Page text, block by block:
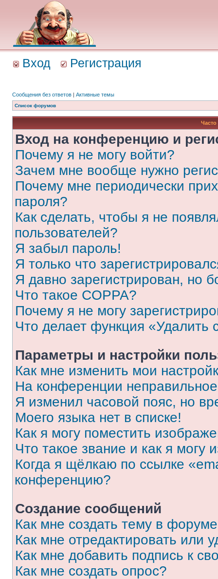
Вход Регистрация
Сообщения без ответов | Активные темы
Список форумов
Вход на конференцию и
Почему я не могу войти?
Зачем мне вообще нужно
Почему мне периодически
пароля?
Как сделать, чтобы я не
пользователей?
Я забыл пароль!
Я только что
Я давно зарегистрирован, но
Что такое COPPA?
Почему я не могу
Что делает функция «Удалить
Параметры и настройки
Как мне изменить мои
На конференции
Я изменил часовой пояс, но
Моего языка нет в списке!
Как я могу поместить
Что такое звание и как я могу
Когда я щёлкаю по ссылке
конференцию?
Создание сообщений
Как мне создать тему в
Как мне отредактировать или
Как мне добавить подпись к
Как мне создать опрос?